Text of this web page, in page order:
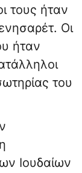
τους ήταν
Οι
ήταν
του
Ιουδαίων